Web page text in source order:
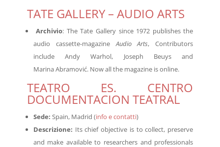
TATE GALLERY – AUDIO ARTS
Archivio: The Tate Gallery since 1972 publishes the
audio cassette-magazineAudio Arts, Contributors
include Andy Warhol, Joseph Beuys and
Marina Abramović. Now all the magazine is online.
TEATRO ES. CENTRO
DOCUMENTACION TEATRAL
Sede: Spain, Madrid (info e contatti)
Descrizione: Its chief objective is to collect, preserve
and make available to researchers and professionals